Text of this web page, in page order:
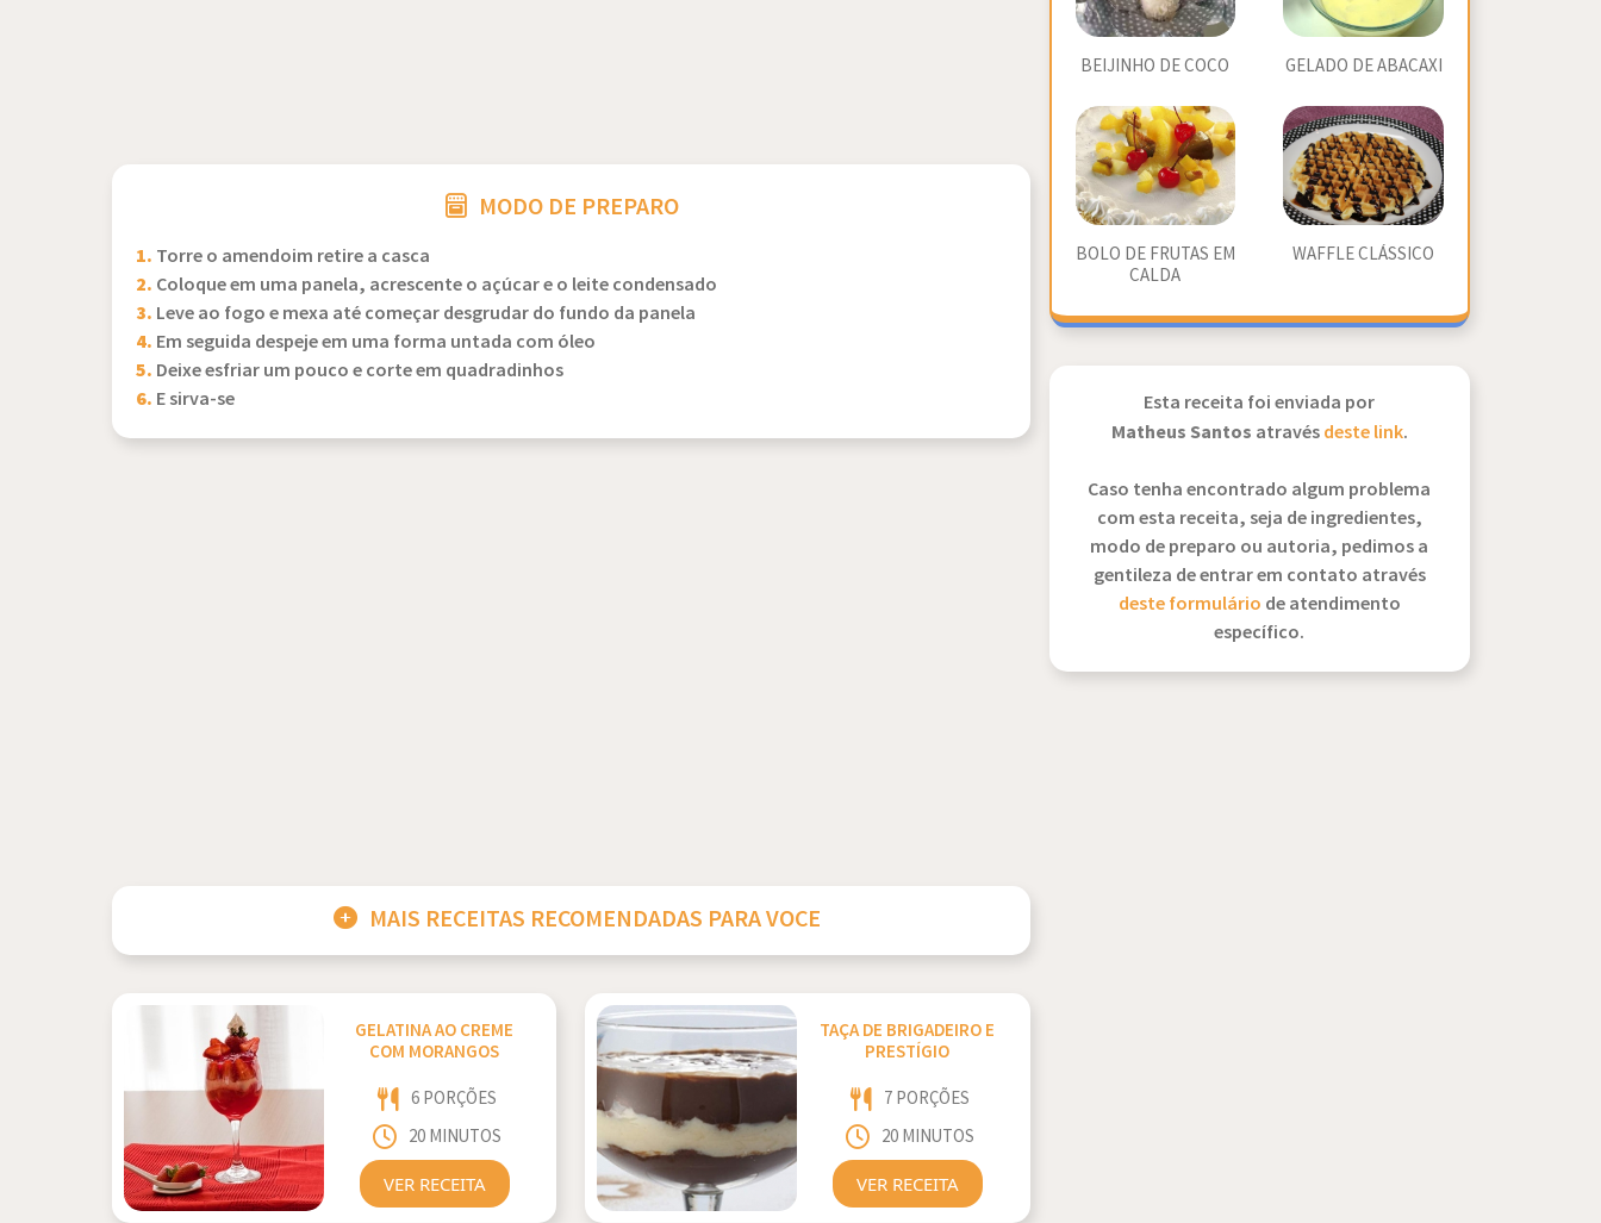
MODO DE PREPARO
1. Torre o amendoim retire a casca
2. Coloque em uma panela, acrescente o açúcar e o leite condensado
3. Leve ao fogo e mexa até começar desgrudar do fundo da panela
4. Em seguida despeje em uma forma untada com óleo
5. Deixe esfriar um pouco e corte em quadradinhos
6. E sirva-se
MAIS RECEITAS RECOMENDADAS PARA VOCE
GELATINA AO CREME
COM MORANGOS
6 PORÇÕES
20 MINUTOS
VER RECEITA
TAÇA DE BRIGADEIRO E
PRESTÍGIO
7 PORÇÕES
20 MINUTOS
VER RECEITA
BEIJINHO DE COCO GELADO DE ABACAXI
BOLO DE FRUTAS EM
CALDA
WAFFLE CLÁSSICO
Esta receita foi enviada por
Matheus Santos atravésdeste link.
Caso tenha encontrado algum problema
com esta receita, seja de ingredientes,
modo de preparo ou autoria, pedimos a
gentileza de entrar em contato através
deste formulário de atendimento
específico.